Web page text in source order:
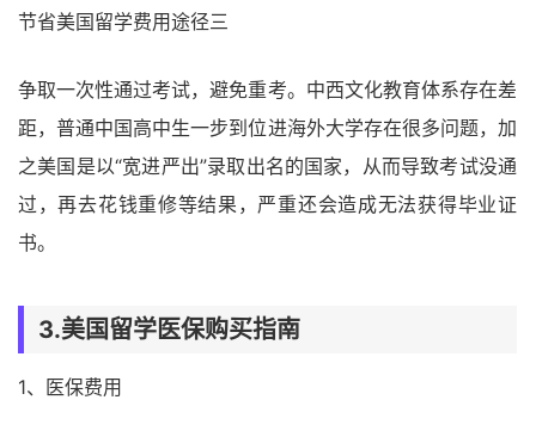
节省美国留学费用途径三
争取一次性通过考试，避免重考。中西文化教育体系存在差
距，普通中国高中生一步到位进海外大学存在很多问题，加
之美国是以“宽进严出”录取出名的国家，从而导致考试没通
过，再去花钱重修等结果，严重还会造成无法获得毕业证
书。
3.美国留学医保购买指南
1、医保费用